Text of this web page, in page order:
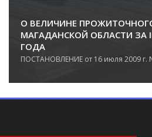
О ВЕЛИЧИНЕ
МАГАДАНСКОЙ ОБЛАСТИ ЗА
ГОДА
ПОСТАНОВЛЕНИЕ от 16 июля 2009 г.